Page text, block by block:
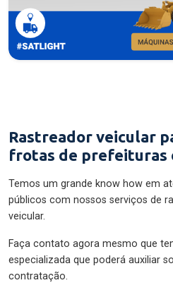
Rastreador veicular
frotas de prefeituras
Temos um grande know how em
públicos com nossos serviços de
veicular.
Faça contato agora mesmo que
especializada que poderá auxiliar
contratação.